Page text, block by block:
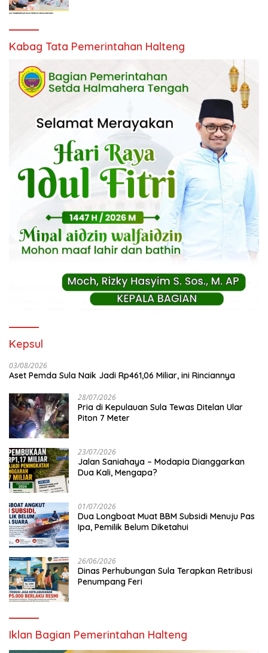
Kabag Tata Pemerintahan Halteng
Kepsul
03/08/2026
Aset Pemda Sula Naik Jadi Rp461,06 Miliar, ini Rinciannya
28/07/2026
Pria di Kepulauan Sula Tewas Ditelan Ular
Piton 7 Meter
23/07/2026
Jalan Saniahaya – Modapia Dianggarkan
Dua Kali, Mengapa?
01/07/2026
Dua Longboat Muat BBM Subsidi Menuju Pas
Ipa, Pemilik Belum Diketahui
26/06/2026
Dinas Perhubungan Sula Terapkan Retribusi
Penumpang Feri
Iklan Bagian Pemerintahan Halteng